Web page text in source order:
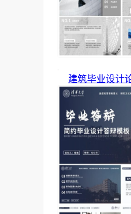
建筑毕业设计